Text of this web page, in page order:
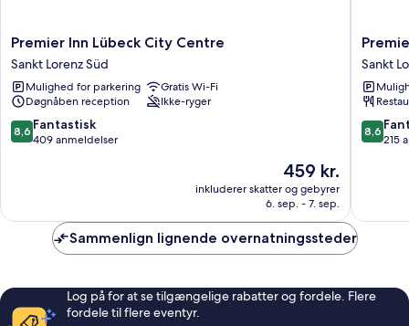
Premier
Inn
Lübeck
City
Centre
Sankt
Lorenz
Premier Inn Lübeck City Centre
Sankt Lorenz Süd
Mulighed for parkering
Gratis Wi-Fi
Døgnåben reception
Ikke-ryger
8.6
ud
anmeldelser
8,6 Fantastisk
409 anmeldelser
Prisen
459 kr.
459 kr.
inkluderer skatter og gebyrer
6. sep. - 7. sep.
Premier
Inn
Lübeck
City
Sankt
Lorenz
Sankt
8.6
ud
8,6
215
Sammenlign lignende overnatningssteder
Log på for at se tilgængelige rabatter og fordele. Flere
fordele til flere eventyr.